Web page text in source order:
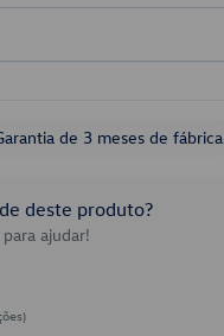
de 3 meses de fábrica
deste produto?
ajudar!